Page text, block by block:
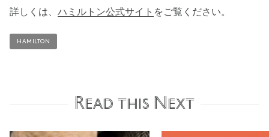
詳しくは、 ハミルトン公式サイト をご覧ください。
HAMILTON
Read this Next